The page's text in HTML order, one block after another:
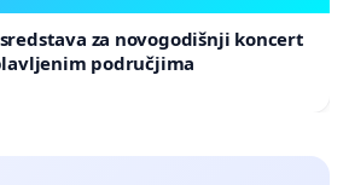
za novogodišnji koncert
područjima